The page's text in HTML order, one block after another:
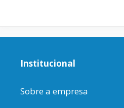
Institucional
Sobre a empresa